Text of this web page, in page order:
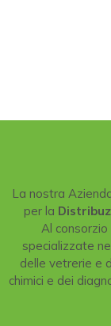
La nostra
per la
Al
specializzate
delle vetrerie e
chimici e dei